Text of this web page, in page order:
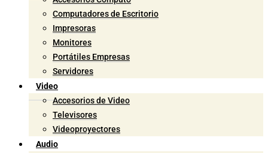
Computadores de Escritorio
Impresoras
Monitores
Portátiles Empresas
Servidores
Video
Accesorios de Video
Televisores
Videoproyectores
Audio